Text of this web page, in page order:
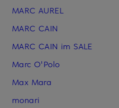
MARC AUREL
MARC CAIN
MARC CAIN im SALE
Marc O'Polo
Max Mara
monari